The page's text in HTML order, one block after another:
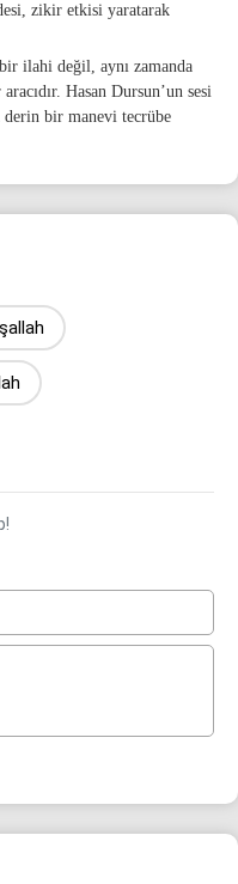
zikir etkisi yaratarak
ilahi değil, aynı zamanda
Hasan Dursun’un sesi
bir manevi tecrübe